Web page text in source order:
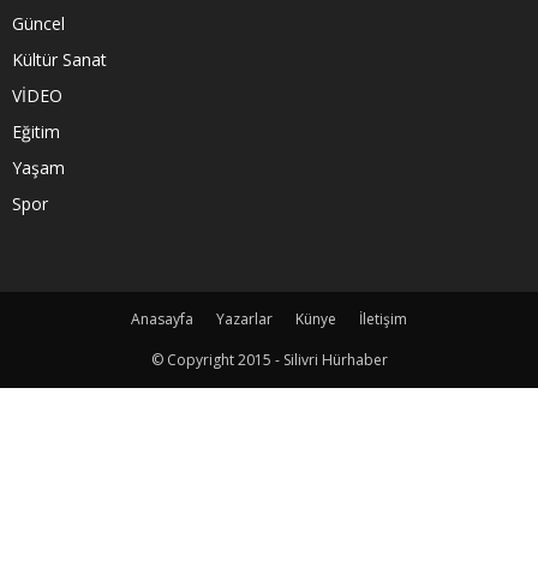
Güncel
Kültür Sanat
VİDEO
Eğitim
Yaşam
Spor
Anasayfa Yazarlar Künye
İletişim
© Copyright 2015 - Silivri Hürhaber